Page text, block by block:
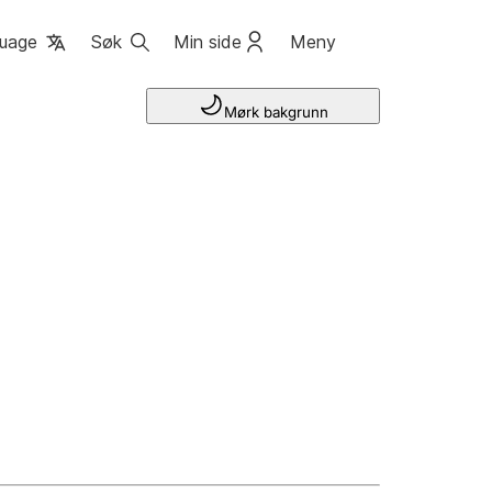
Søk Min side Meny
Mørk bakgrunn